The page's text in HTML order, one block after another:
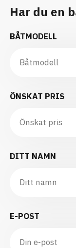
Har du en
BÅTMODELL
ÖNSKAT PRIS
DITT NAMN
E-POST